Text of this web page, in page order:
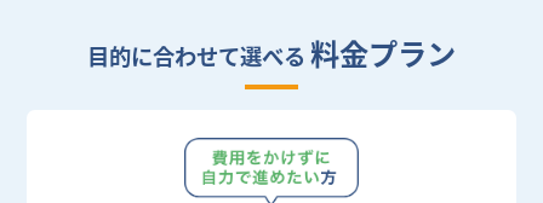
目的に合わせて選べる 料金プラン